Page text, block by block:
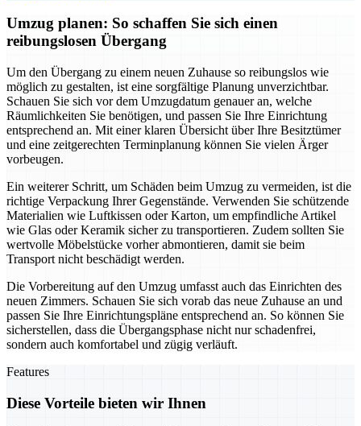
Umzug planen: So schaffen Sie sich einen
reibungslosen Übergang
Um den Übergang zu einem neuen Zuhause so reibungslos wie
möglich zu gestalten, ist eine sorgfältige Planung unverzichtbar.
Schauen Sie sich vor dem Umzugdatum genauer an, welche
Räumlichkeiten Sie benötigen, und passen Sie Ihre Einrichtung
entsprechend an. Mit einer klaren Übersicht über Ihre Besitztümer
und eine zeitgerechten Terminplanung können Sie vielen Ärger
vorbeugen.
Ein weiterer Schritt, um Schäden beim Umzug zu vermeiden, ist die
richtige Verpackung Ihrer Gegenstände. Verwenden Sie schützende
Materialien wie Luftkissen oder Karton, um empfindliche Artikel
wie Glas oder Keramik sicher zu transportieren. Zudem sollten Sie
wertvolle Möbelstücke vorher abmontieren, damit sie beim
Transport nicht beschädigt werden.
Die Vorbereitung auf den Umzug umfasst auch das Einrichten des
neuen Zimmers. Schauen Sie sich vorab das neue Zuhause an und
passen Sie Ihre Einrichtungspläne entsprechend an. So können Sie
sicherstellen, dass die Übergangsphase nicht nur schadenfrei,
sondern auch komfortabel und zügig verläuft.
Features
Diese Vorteile bieten wir Ihnen